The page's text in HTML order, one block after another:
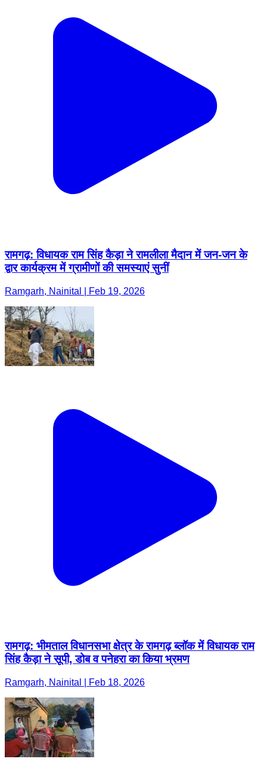
रामगढ़: विधायक राम सिंह कैड़ा ने रामलीला मैदान में जन-जन के
द्वार कार्यक्रम में ग्रामीणों की समस्याएं सुनीं
Ramgarh, Nainital | Feb 19, 2026
रामगढ़: भीमताल विधानसभा क्षेत्र के रामगढ़ ब्लॉक में विधायक राम
सिंह कैड़ा ने सूपी, डोब व पनेहरा का किया भ्रमण
Ramgarh, Nainital | Feb 18, 2026